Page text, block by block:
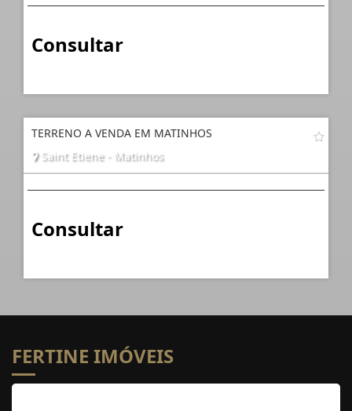
Consultar
TERRENO A VENDA EM MATINHOS
Saint Etiene - Matinhos
Consultar
FERTINE IMÓVEIS